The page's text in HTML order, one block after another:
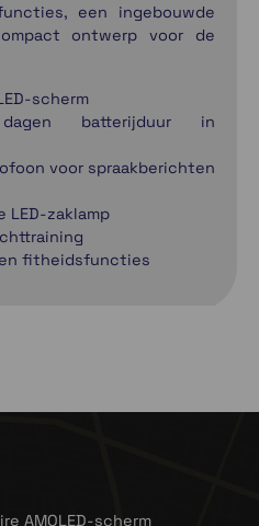
een ingebouwde
ontwerp voor de
scherm
batterijduur in
voor spraakberichten
LED-zaklamp
fitheidsfuncties
AMOLED-scherm